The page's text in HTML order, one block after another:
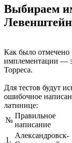
Выбираем
Как было отмечено
имплементации —
Торреса.
Для тестов будут
ошибочное
латинице:
№
Правильное
написание
1.
Александровск-